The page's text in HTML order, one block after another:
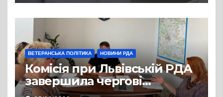
повертатися до цивільного
життя
ВЕТЕРАНСЬКА ПОЛІТИКА НОВИНИ РДА
Комісія при Львівській РДА
завершила чергові
співбесіди та